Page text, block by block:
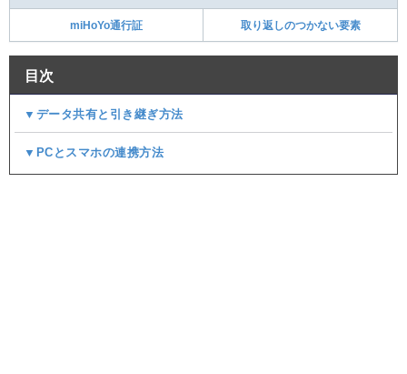
miHoYo通行証 取り返しのつかない要素
目次
▼データ共有と引き継ぎ方法
▼PCとスマホの連携方法